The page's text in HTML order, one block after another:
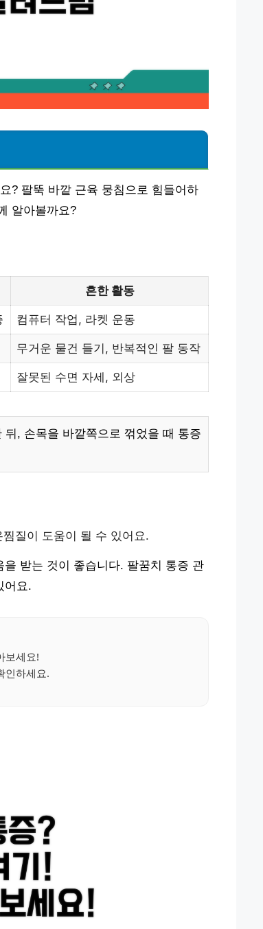
? 팔뚝 바깥 근육 뭉침으로 힘들어하
알아볼까요?
흔한 활동
컴퓨터 작업, 라켓 운동
무거운 물건 들기, 반복적인 팔 동작
잘못된 수면 자세, 외상
, 손목을 바깥쪽으로 꺾었을 때 통증
질이 도움이 될 수 있어요.
받는 것이 좋습니다. 팔꿈치 통증 관
어요.
보세요!
인하세요.